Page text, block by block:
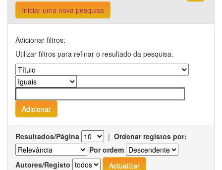
Iniciar uma nova pesquisa
Adicionar filtros:
Utilizar filtros para refinar o resultado da pesquisa.
Resultados/Página | Ordenar registos por:
Por ordem
Autores/Registo